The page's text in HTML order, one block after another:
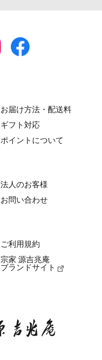
お届け方法・配送料
ギフト対応
ポイントについて
法人のお客様
お問い合わせ
ご利用規約
宗家 源吉兆庵
ブランドサイト